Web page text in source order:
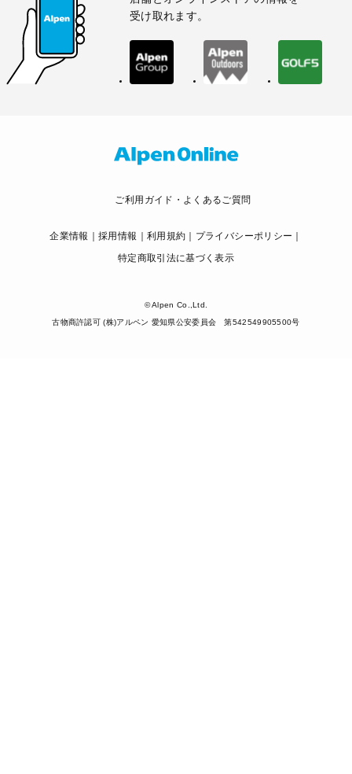
受け取れます。
ご利用ガイド・よくあるご質問
企業情報 採用情報 利用規約
プライバシーポリシー
特定商取引法に基づく表示
© Alpen Co.,Ltd.
古物商許認可 (株)アルペン 愛知県公安委員会 第542549905500号